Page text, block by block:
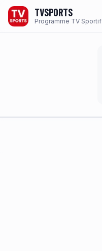
TVSPORTS
Programme TV Sportif